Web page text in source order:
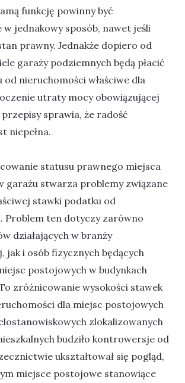
funkcję powinny być
jednakowy sposób, nawet jeśli
prawny. Jednakże dopiero od
garaży podziemnych będą płacić
nieruchomości właściwe dla
utraty mocy obowiązującej
sprawia, że radość
niepełna.
statusu prawnego miejsca
garażu stwarza problemy związane
stawki podatku od
Problem ten dotyczy zarówno
działających w branży
jak i osób fizycznych będących
postojowych w budynkach
zróżnicowanie wysokości stawek
dla miejsc postojowych
zlokalizowanych
budziło kontrowersje od
ukształtował się pogląd,
miejsce postojowe stanowiące